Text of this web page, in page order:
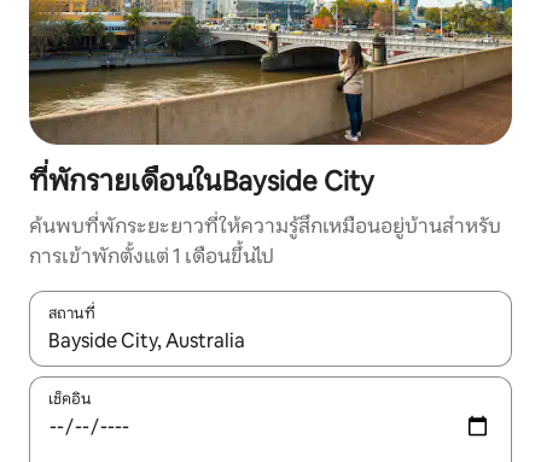
ที่พักรายเดือนในBayside City
ค้นพบที่พักระยะยาวที่ให้ความรู้สึกเหมือนอยู่บ้านสำหรับ
การเข้าพักตั้งแต่ 1 เดือนขึ้นไป
สถานที่
ใช้ลูกศรขึ้นลง หรือใช้การสัมผัสหรือปัด เพื่อสำรวจผลการค้นหา
เช็คอิน